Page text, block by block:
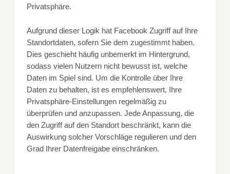
Privatsphäre.
Aufgrund dieser Logik hat Facebook Zugriff auf Ihre
Standortdaten, sofern Sie dem zugestimmt haben.
Dies geschieht häufig unbemerkt im Hintergrund,
sodass vielen Nutzern nicht bewusst ist, welche
Daten im Spiel sind. Um die Kontrolle über Ihre
Daten zu behalten, ist es empfehlenswert, Ihre
Privatsphäre-Einstellungen regelmäßig zu
überprüfen und anzupassen. Jede Anpassung, die
den Zugriff auf den Standort beschränkt, kann die
Auswirkung solcher Vorschläge regulieren und den
Grad Ihrer Datenfreigabe einschränken.